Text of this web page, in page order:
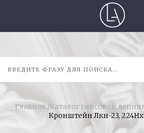
Главная /Каталог гипсовой
Кронштейн Лкн-23,